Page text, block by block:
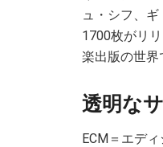
ュ・シフ、
1700枚がリ
楽出版の世界
透明な
ECM＝エデ